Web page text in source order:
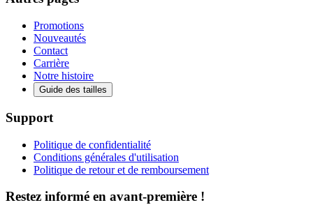
Promotions
Nouveautés
Contact
Carrière
Notre histoire
Guide des tailles
Support
Politique de confidentialité
Conditions générales d'utilisation
Politique de retour et de remboursement
Restez informé en avant-première !